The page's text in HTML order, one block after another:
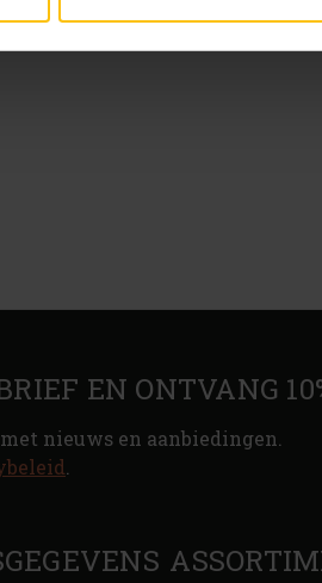
EN ONTVANG
nieuws en aanbiedingen.
.